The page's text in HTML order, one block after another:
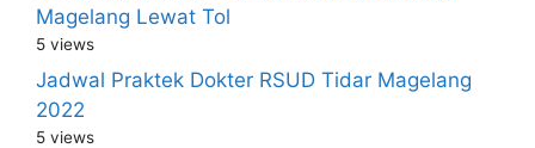
Magelang Lewat Tol
5 views
Jadwal Praktek Dokter RSUD Tidar Magelang
2022
5 views